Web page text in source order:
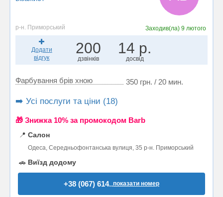
р-н. Приморський Заходив(ла) 9 лютого
Додати
відгук
200
дзвінків
14 р.
досвід
Фарбування брів хною 350 грн. / 20 мин.
➡️ Усі послуги та ціни (18)
🎁 Знижка 10% за промокодом Barb
📍 Салон
Одеса, Середньофонтанська вулиця, 35 р-н. Приморський
🚗 Виїзд додому
+38 (067) 614..показати номер